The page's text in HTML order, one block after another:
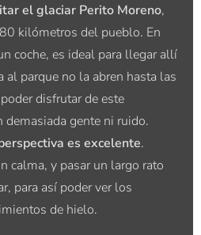
el glaciar Perito Moreno,
kilómetros del pueblo. En
coche, es ideal para llegar allí
al parque no la abren hasta las
disfrutar de este
gente ni ruido.
es excelente.
calma, y pasar un largo rato
para así poder ver los
de hielo.